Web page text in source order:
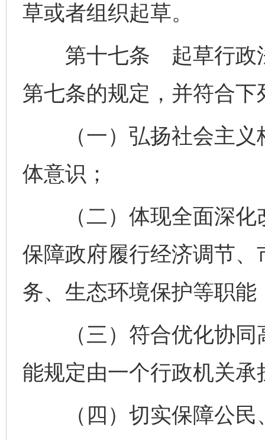
草或者组织起草。
第十七条 起草行政法
第七条的规定，并符合下
（一）弘扬社会主义
体意识；
（二）体现全面深化
保障政府履行经济调节
务、生态环境保护等职能
（三）符合优化协同
能规定由一个行政机关
（四）切实保障公民